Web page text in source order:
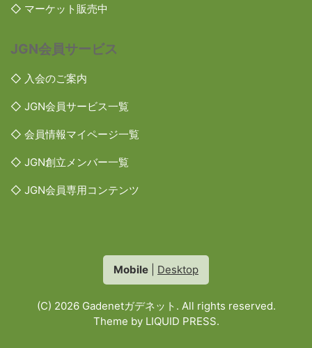
◇ マーケット販売中
JGN会員サービス
◇ 入会のご案内
◇ JGN会員サービス一覧
◇ 会員情報マイページ一覧
◇ JGN創立メンバー一覧
◇ JGN会員専用コンテンツ
Mobile Desktop
(C) 2026 Gadenetガデネット . All rights reserved.
Theme by LIQUID PRESS.